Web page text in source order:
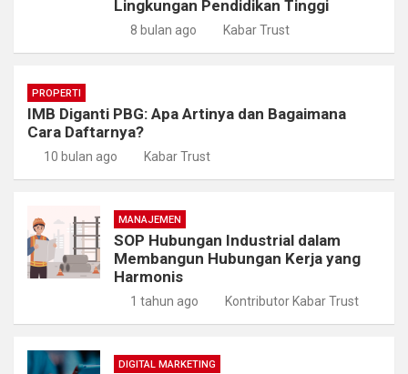
Lingkungan Pendidikan Tinggi
8 bulan ago Kabar Trust
PROPERTI
IMB Diganti PBG: Apa Artinya dan Bagaimana
Cara Daftarnya?
10 bulan ago Kabar Trust
MANAJEMEN
SOP Hubungan Industrial dalam
Membangun Hubungan Kerja yang
Harmonis
1 tahun ago Kontributor Kabar Trust
DIGITAL MARKETING